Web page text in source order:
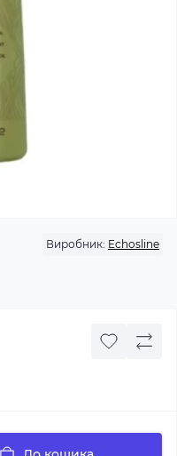
Виробник: Echosline